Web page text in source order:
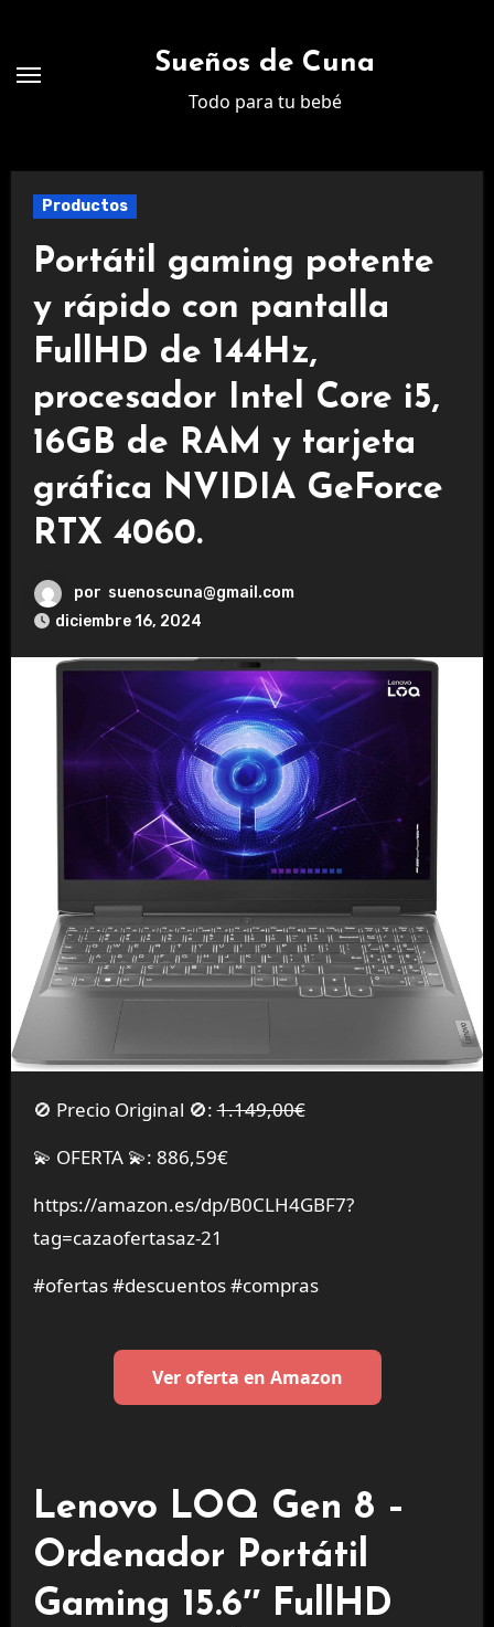
contenido
Sueños de Cuna
Todo para tu bebé
Productos
Portátil gaming potente
y rápido con pantalla
FullHD de 144Hz,
procesador Intel Core i5,
16GB de RAM y tarjeta
gráfica NVIDIA GeForce
RTX 4060.
por suenoscuna@gmail.com
diciembre 16, 2024
🚫 Precio Original 🚫:1.149,00€
💫 OFERTA 💫: 886,59€
https://amazon.es/dp/B0CLH4GBF7?
tag=cazaofertasaz-21
#ofertas #descuentos #compras
Ver oferta en Amazon
Lenovo LOQ Gen 8 –
Ordenador Portátil
Gaming 15.6″ FullHD